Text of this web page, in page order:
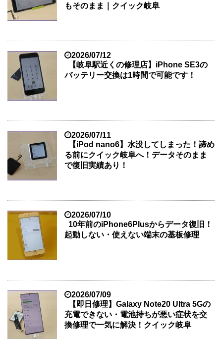
もそのまま｜クイック岐阜
2026/07/12
【岐阜駅近くの修理店】iPhone SE3の
バッテリー交換は1時間で可能です！
2026/07/11
【iPod nano6】水没してしまった！諦め
る前にクイック岐阜へ！データそのまま
で復旧実績あり！
2026/07/10
10年前のiPhone6Plusからデータ復旧！
起動しない・使えない端末の基板修理
2026/07/09
【即日修理】Galaxy Note20 Ultra 5Gの
充電できない・電池持ちが悪い症状を交
換修理で一気に解決！クイック岐阜